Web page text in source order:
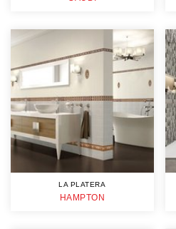
LA PLATERA
HAMPTON